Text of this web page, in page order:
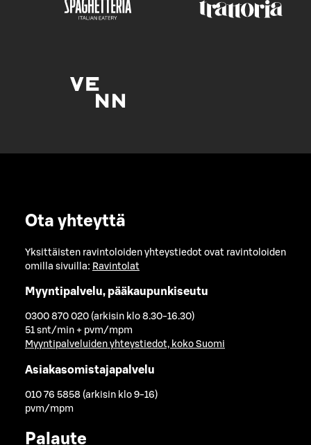
Ota yhteyttä
Yksittäisten ravintoloiden yhteystiedot ovat ravintoloiden
omilla sivuilla: Ravintolat
Myyntipalvelu, pääkaupunkiseutu
0300 870 020 (arkisin klo 8.30-16.30)
51 snt/min + pvm/mpm
Myyntipalveluiden yhteystiedot, koko Suomi
Asiakasomistajapalvelu
010 76 5858 (arkisin klo 9-16)
pvm/mpm
Palaute